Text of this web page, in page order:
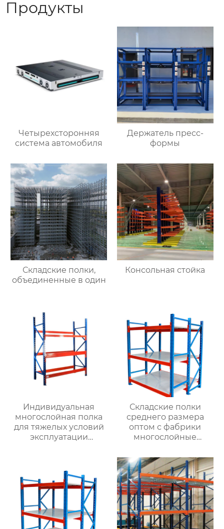
Продукты
Четырехсторонняя
система автомобиля
Держатель пресс-
формы
Складские полки,
объединенные в один
Консольная стойка
Индивидуальная
многослойная полка
для тяжелых условий
эксплуатации
полка для хранения
поддонов оптовая
продажа с фабрики в
Хэбэе
Складские полки
среднего размера
оптом с фабрики
многослойные
стеллажи складские
полки оптом с
магазинов одежды